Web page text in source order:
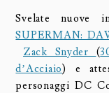
Svelate nuove
SUPERMAN:
Zack Snyder (
d’Acciaio) e
personaggi DC